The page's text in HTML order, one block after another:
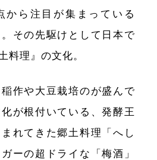
から注目が集まっている
。その先駆けとして日本で
料理』の文化。
作や大豆栽培のが盛んで
が根付いている、発酵王
れてきた郷土料理「へし
ーの超ドライな「梅酒」